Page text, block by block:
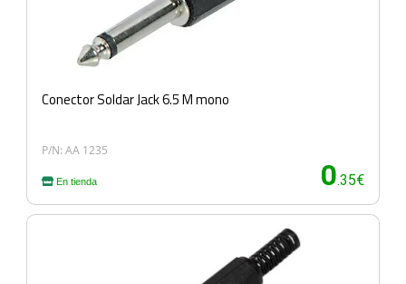
Conector Soldar Jack 6.5 M mono
P/N: AA 1235
En tienda 0.35€